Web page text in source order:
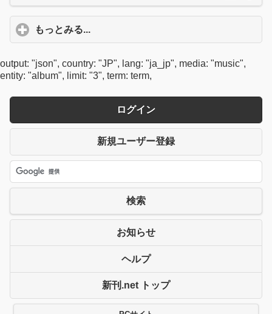
もっとみる...
output: "json", country: "JP", lang: "ja_jp", media: "music",
entity: "album", limit: "3", term: term,
ログイン
新規ユーザー登録
検索
お知らせ
ヘルプ
新刊.net トップ